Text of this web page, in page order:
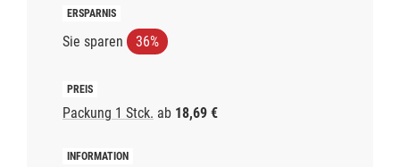
Sie sparen 36%
Packung 1 Stck. ab 18,69 €